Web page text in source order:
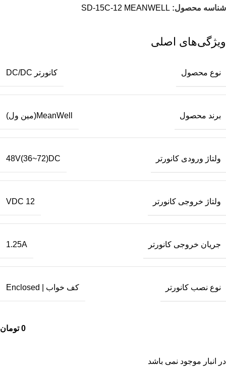
شناسه محصول: SD-15C-12 MEANWELL
ویژگی‌های اصلی
نوع محصول کانورتر DC/DC
برند محصول MeanWell(مین ول)
ولتاژ ورودی کانورتر 48V(36~72)DC
ولتاژ خروجی کانورتر 12 VDC
جریان خروجی کانورتر 1.25A
نوع نصب کانورتر کف خواب | Enclosed
0 تومان
در انبار موجود نمی باشد